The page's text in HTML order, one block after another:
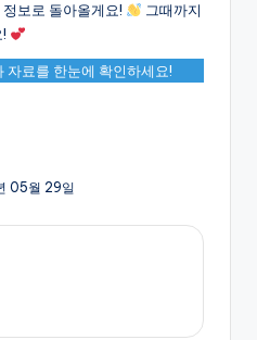
보로 돌아올게요!
그때까지
료를 한눈에 확인하세요!
05월 29일